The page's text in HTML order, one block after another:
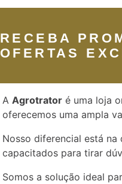
RECEBA
OFERTAS
A Agrotrator é uma loja
oferecemos uma ampla
Nosso diferencial está
capacitados para tirar
Somos a solução ideal